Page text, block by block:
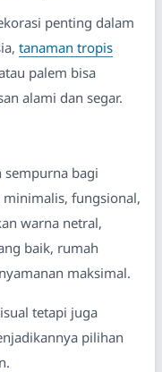
penting dalam
tanaman tropis
palem bisa
alami dan segar.
sempurna bagi
fungsional,
warna netral,
baik, rumah
maksimal.
tetapi juga
pilihan